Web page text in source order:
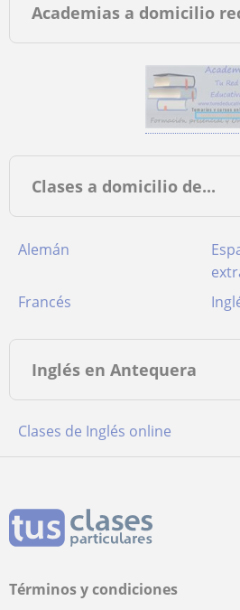
Academias a domicilio
Clases a domicilio de...
Alemán
Francés
Inglés en Antequera
Clases de Inglés online
Términos y condiciones